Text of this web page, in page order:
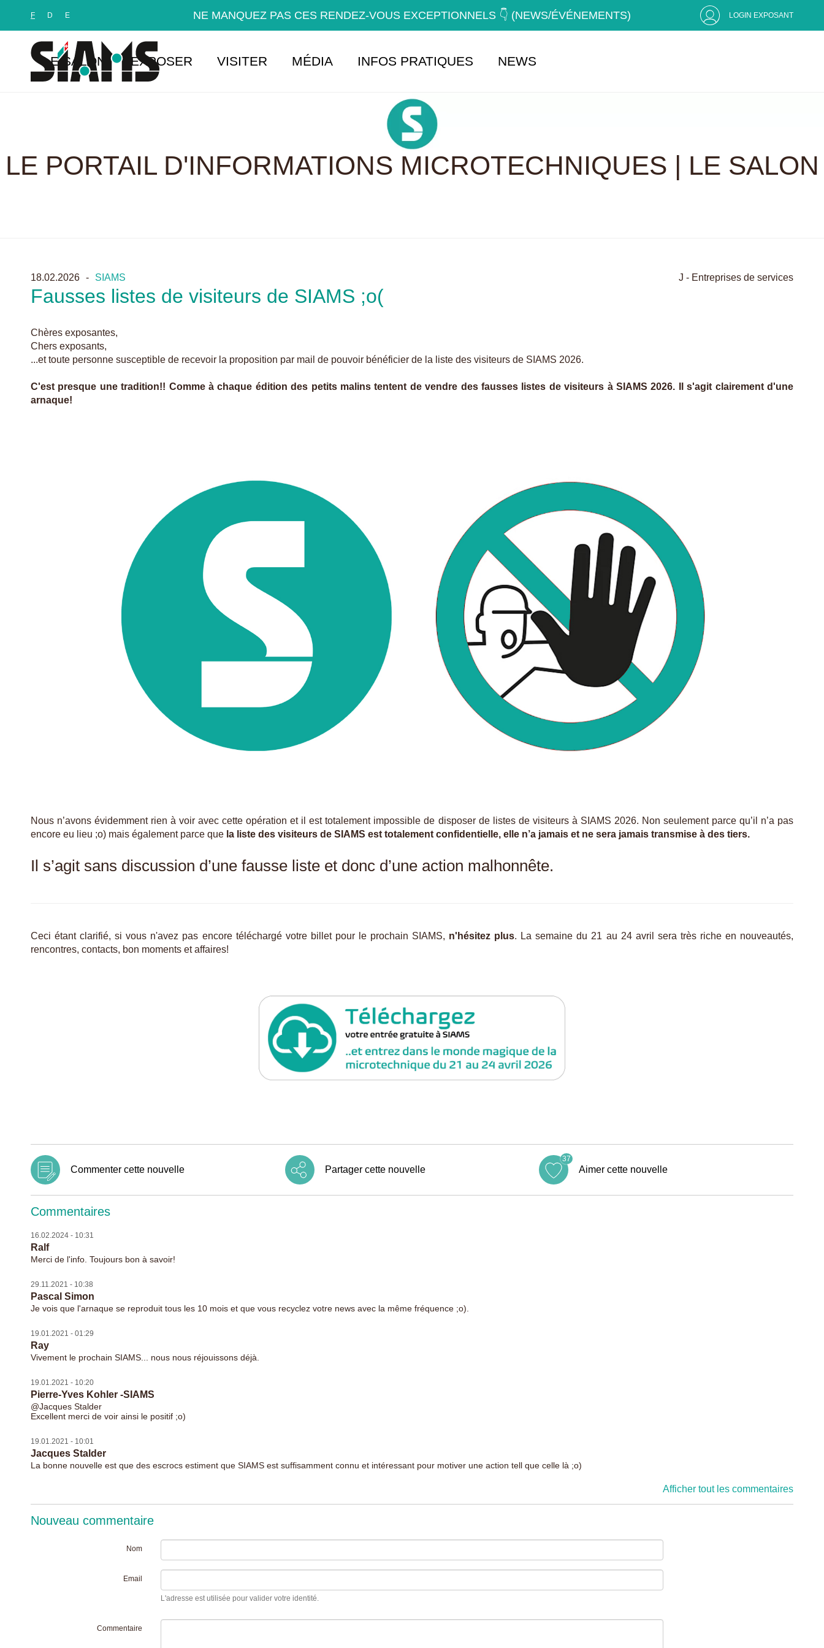
F D E NE MANQUEZ PAS CES RENDEZ-VOUS EXCEPTIONNELS 👇 (NEWS/ÉVÉNEMENTS) LOGIN EXPOSANT
LE SALON EXPOSER VISITER MÉDIA INFOS PRATIQUES NEWS
LE PORTAIL D'INFORMATIONS MICROTECHNIQUES | LE SALON
18.02.2026 SIAMS J - Entreprises de services
Fausses listes de visiteurs de SIAMS ;o(
Chères exposantes,
Chers exposants,
...et toute personne susceptible de recevoir la proposition par mail de pouvoir bénéficier de la liste des visiteurs de SIAMS 2026.
C'est presque une tradition!! Comme à chaque édition des petits malins tentent de vendre des fausses listes de visiteurs à SIAMS 2026. Il s'agit clairement d'une
arnaque!
Nous n’avons évidemment rien à voir avec cette opération et il est totalement impossible de disposer de listes de visiteurs à SIAMS 2026. Non seulement parce qu’il n’a pas
encore eu lieu ;o) mais également parce que la liste des visiteurs de SIAMS est totalement confidentielle, elle n’a jamais et ne sera jamais transmise à des tiers.
Il s’agit sans discussion d’une fausse liste et donc d’une action malhonnête.
Ceci étant clarifié, si vous n'avez pas encore téléchargé votre billet pour le prochain SIAMS, n'hésitez plus. La semaine du 21 au 24 avril sera très riche en nouveautés,
rencontres, contacts, bon moments et affaires!
Commenter cette nouvelle Partager cette nouvelle Aimer cette nouvelle
37
Commentaires
16.02.2024 - 10:31
Ralf
Merci de l'info. Toujours bon à savoir!
29.11.2021 - 10:38
Pascal Simon
Je vois que l'arnaque se reproduit tous les 10 mois et que vous recyclez votre news avec la même fréquence ;o).
19.01.2021 - 01:29
Ray
Vivement le prochain SIAMS... nous nous réjouissons déjà.
19.01.2021 - 10:20
Pierre-Yves Kohler -SIAMS
@Jacques Stalder
Excellent merci de voir ainsi le positif ;o)
19.01.2021 - 10:01
Jacques Stalder
La bonne nouvelle est que des escrocs estiment que SIAMS est suffisamment connu et intéressant pour motiver une action tell que celle là ;o)
Afficher tout les commentaires
Nouveau commentaire
Nom
Email
L'adresse est utilisée pour valider votre identité.
Commentaire